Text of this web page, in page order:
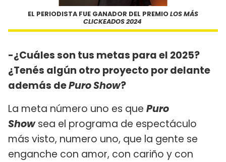
EL PERIODISTA FUE GANADOR DEL PREMIOLOS MÁS
CLICKEADOS 2024
-¿Cuáles son tus metas para el 2025?
¿Tenés algún otro proyecto por delante
además dePuro Show?
La meta número uno es que Puro
Showsea el programa de espectáculo
más visto, numero uno, que la gente se
enganche con amor, con cariño y con